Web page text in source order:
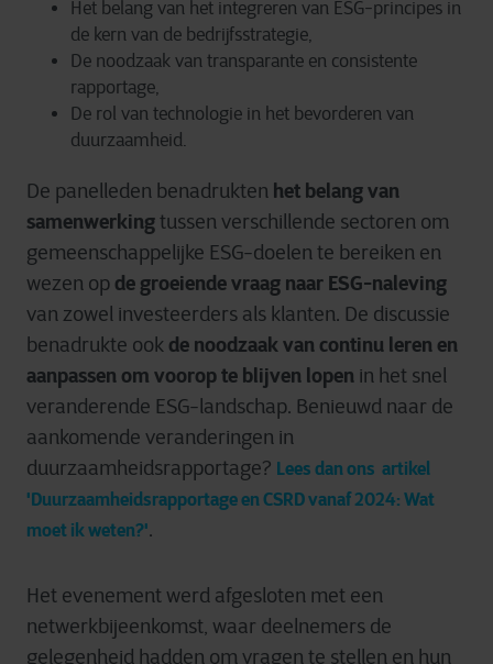
Het belang van het integreren van ESG-principes in
de kern van de bedrijfsstrategie,
De noodzaak van transparante en consistente
rapportage,
De rol van technologie in het bevorderen van
duurzaamheid.
De panelleden benadrukten het belang van
samenwerkingtussen verschillende sectoren om
gemeenschappelijke ESG-doelen te bereiken en
wezen op de groeiende vraag naar ESG-naleving
van zowel investeerders als klanten. De discussie
benadrukte ook de noodzaak van continu leren en
aanpassen om voorop te blijven lopen in het snel
veranderende ESG-landschap. Benieuwd naar de
aankomende veranderingen in
duurzaamheidsrapportage? Lees dan ons artikel
'Duurzaamheidsrapportage en CSRD vanaf 2024: Wat
moet ik weten?'.
Het evenement werd afgesloten met een
netwerkbijeenkomst, waar deelnemers de
gelegenheid hadden om vragen te stellen en hun